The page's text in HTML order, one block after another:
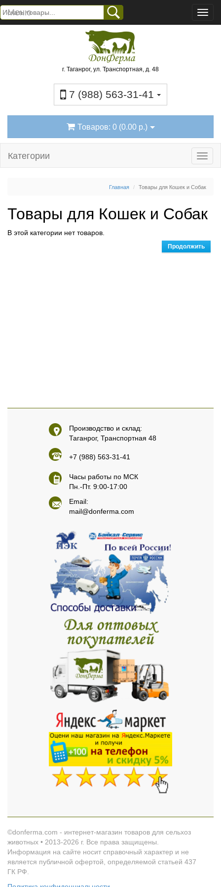
Меню
г. Таганрог, ул. Транспортная, д. 48
7 (988) 563-31-41
Товаров: 0 (0.00 р.)
Категории
Главная Товары для Кошек и Собак
Товары для Кошек и Собак
В этой категории нет товаров.
Продолжить
Производство и склад:
Таганрог, Транспортная 48
+7 (988) 563-31-41
Часы работы по МСК
Пн.-Пт. 9:00-17:00
Email:
mail@donferma.com
©donferma.com - интернет-магазин товаров для сельхоз
животных • 2013-2026 г. Все права защищены.
Информация на сайте носит справочный характер и не
является публичной офертой, определяемой статьей 437
ГК РФ.